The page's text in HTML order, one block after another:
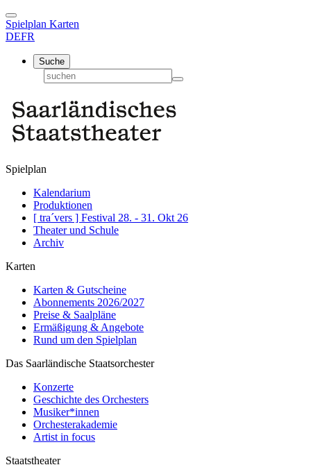
Spielplan Karten
DEFR
Suche
Spielplan
Kalendarium
Produktionen
[ tra´vers ] Festival 28. - 31. Okt 26
Theater und Schule
Archiv
Karten
Karten & Gutscheine
Abonnements 2026/2027
Preise & Saalpläne
Ermäßigung & Angebote
Rund um den Spielplan
Das Saarländische Staatsorchester
Konzerte
Geschichte des Orchesters
Musiker*innen
Orchesterakademie
Artist in focus
Staatstheater